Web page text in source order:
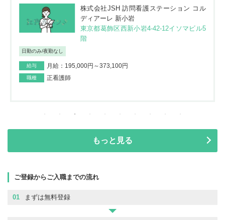
株式会社JSH 訪問看護ステーション コル
ディアーレ 新小岩
東京都葛飾区西新小岩4-42-12イソマビル5
階
日勤のみ/夜勤なし
給与 月給：195,000円～373,100円
職種 正看護師
もっと見る
ご登録からご入職までの流れ
01 まずは無料登録